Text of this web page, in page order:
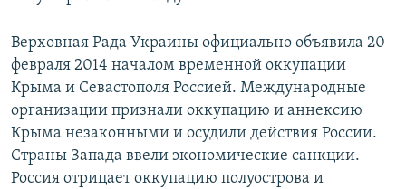
Верховная Рада Украины официально объявила 20
февраля 2014 началом временной оккупации
Крыма и Севастополя Россией. Международные
организации признали оккупацию и аннексию
Крыма незаконными и осудили действия России.
Страны Запада ввели экономические санкции.
Россия отрицает оккупацию полуострова и